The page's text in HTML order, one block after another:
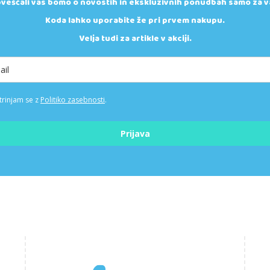
Koda lahko uporabite že pri prvem nakupu.
Velja tudi za artikle v akciji.
se z Politiko zasebnosti.
Prijava